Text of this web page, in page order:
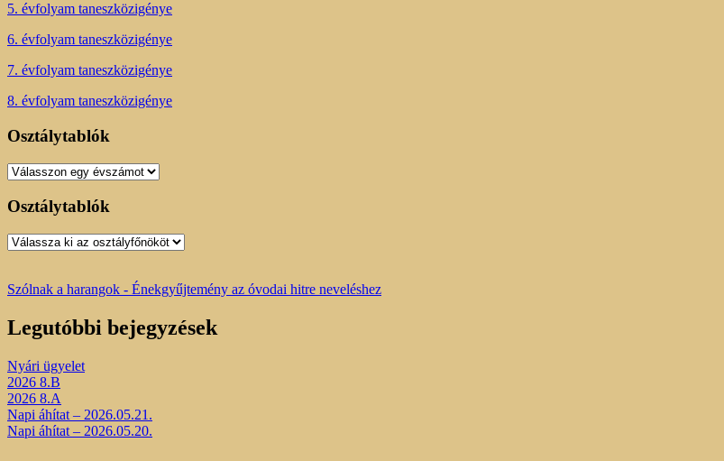
5. évfolyam taneszközigénye
6. évfolyam taneszközigénye
7. évfolyam taneszközigénye
8. évfolyam taneszközigénye
Osztálytablók
Osztálytablók
Osztálytablók
Osztálytablók
Szólnak a harangok - Énekgyűjtemény az óvodai hitre neveléshez
Legutóbbi bejegyzések
Nyári ügyelet
2026 8.B
2026 8.A
Napi áhítat – 2026.05.21.
Napi áhítat – 2026.05.20.